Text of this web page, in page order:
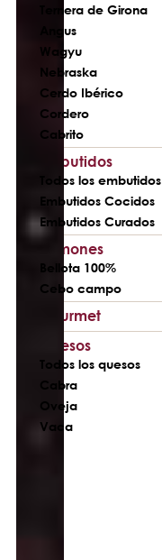
Ternera de Girona
Angus
Wagyu
Nebraska
Cerdo Ibérico
Cordero
Cabrito
Embutidos
Todos los embutidos
Embutidos Cocidos
Embutidos Curados
Jamones
Bellota 100%
Cebo campo
Gourmet
Quesos
Todos los quesos
Cabra
Oveja
Vaca